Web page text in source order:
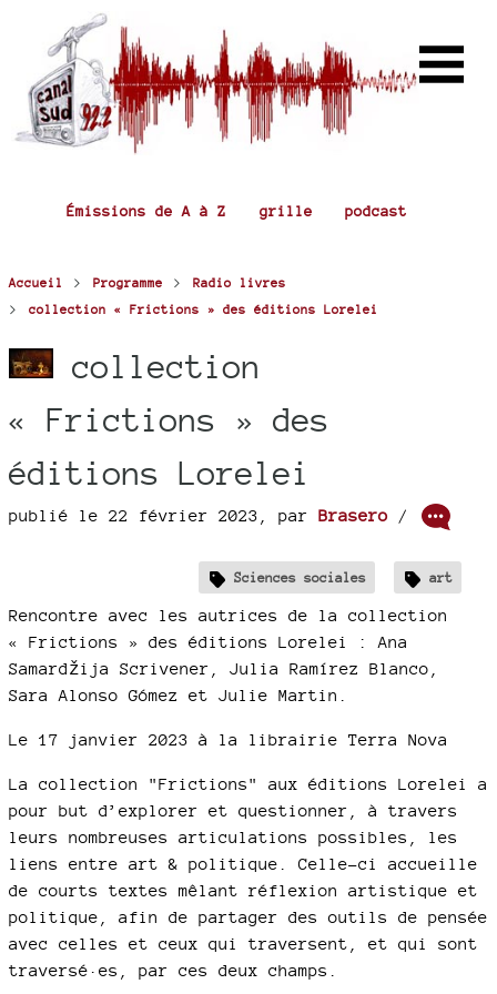
Émissions de A à Z grille podcast
Accueil > Programme > Radio livres
> collection « Frictions » des éditions Lorelei
collection
« Frictions » des
éditions Lorelei
publié le 22 février 2023 par Brasero /
Sciences sociales art
Rencontre avec les autrices de la collection
« Frictions » des éditions Lorelei : Ana
Samardžija Scrivener, Julia Ramírez Blanco,
Sara Alonso Gómez et Julie Martin.
Le 17 janvier 2023 à la librairie Terra Nova
La collection "Frictions" aux éditions Lorelei a
pour but d’explorer et questionner, à travers
leurs nombreuses articulations possibles, les
liens entre art & politique. Celle-ci accueille
de courts textes mêlant réflexion artistique et
politique, afin de partager des outils de pensée
avec celles et ceux qui traversent, et qui sont
traversé·es, par ces deux champs.